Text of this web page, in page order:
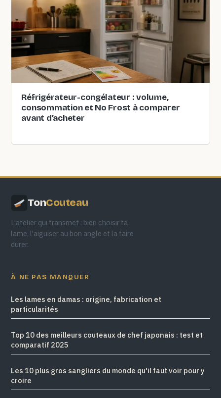
Réfrigérateur-congélateur : volume,
consommation et No Frost à comparer
avant d’acheter
TonCouteau
L'atelier qui transmet : bien choisir ta
lame, l'aiguiser au bon angle et la faire
durer.
À NE PAS MANQUER
Les lames en damas : origine, fabrication et
particularités
Top 10 des meilleurs couteaux de chef japonais : test et
comparatif 2025
Les 10 plus gros sangliers du monde qu'il faut voir pour y
croire